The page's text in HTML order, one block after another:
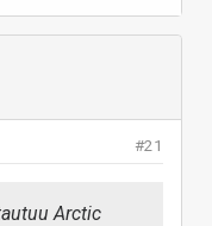
taas se
äänensä takia.
ja
muuhun
#21
Arctic